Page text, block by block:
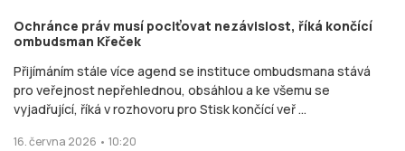
Ochránce práv musí pociťovat nezávislost, říká končící
ombudsman Křeček
Přijímáním stále více agend se instituce ombudsmana stává
pro veřejnost nepřehlednou, obsáhlou a ke všemu se
vyjadřující, říká v rozhovoru pro Stisk končící veř ...
16. června 2026 • 10:20